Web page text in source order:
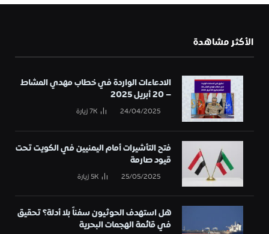
الأكثر مشاهدة
الادعاءات الواردة في خطاب مهدي المشاط
– 20 أبريل 2025
24/04/2025
7Kزيارة
فتح التأشيرات أمام اليمنيين في الكويت تحت
قيود صارمة
25/05/2025
5Kزيارة
هل استهدف الحوثيون سفناً بلا أدلة؟ تحقيق
في قائمة الهجمات البحرية